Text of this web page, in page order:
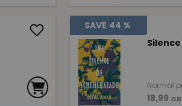
SAVE 44 %
Normal
18,99